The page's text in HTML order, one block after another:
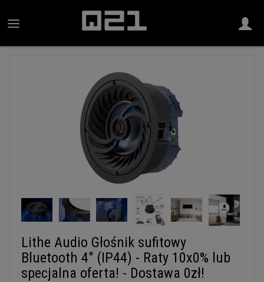
Lithe Audio Głośnik sufitowy
Bluetooth 4" (IP44) - Raty 10x0% lub
specjalna oferta! - Dostawa 0zł!